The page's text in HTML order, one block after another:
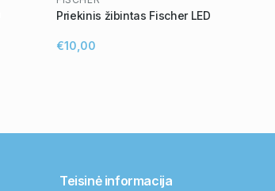
Priekinis žibintas Fischer LED
€10,00
Teisinė informacija